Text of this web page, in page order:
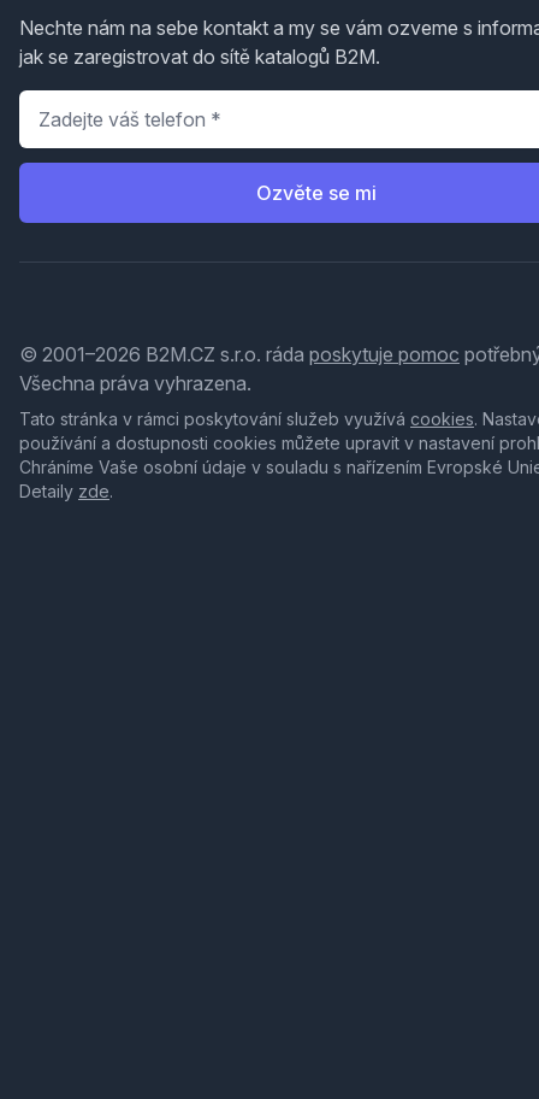
Nechte nám na sebe kontakt a my se vám ozveme s
jak se zaregistrovat do sítě katalogů B2M.
Telefon
Ozvěte se mi
© 2001–2026 B2M.CZ s.r.o. ráda poskytuje pomoc
Všechna práva vyhrazena.
Tato stránka v rámci poskytování služeb využívá cookies.
používání a dostupnosti cookies můžete upravit v nastavení
Chráníme Vaše osobní údaje v souladu s nařízením Evropské
Detaily zde.